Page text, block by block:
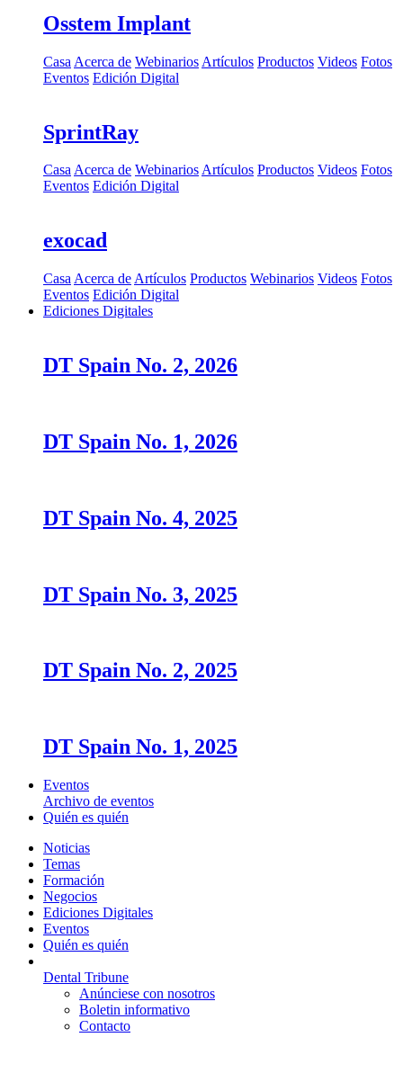
Osstem Implant
Casa Acerca de Webinarios Artículos Productos Videos Fotos
Eventos Edición Digital
SprintRay
CasaAcerca de WebinariosArtículos Productos Videos Fotos
Eventos Edición Digital
exocad
Casa Acerca de Artículos Productos Webinarios Videos Fotos
Eventos Edición Digital
Ediciones Digitales
DT Spain No. 2, 2026
DT Spain No. 1, 2026
DT Spain No. 4, 2025
DT Spain No. 3, 2025
DT Spain No. 2, 2025
DT Spain No. 1, 2025
Eventos
Archivo de eventos
Quién es quién
Noticias
Temas
Formación
Negocios
Ediciones Digitales
Eventos
Quién es quién
Dental Tribune
Anúnciese con nosotros
Boletin informativo
Contacto